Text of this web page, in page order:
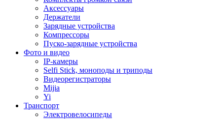
Аксессуары
Держатели
Зарядные устройства
Компрессоры
Пуско-зарядные устройства
Фото и видео
IP-камеры
Selfi Stick, моноподы и триподы
Видеорегистраторы
Mijia
Yi
Транспорт
Электровелосипеды